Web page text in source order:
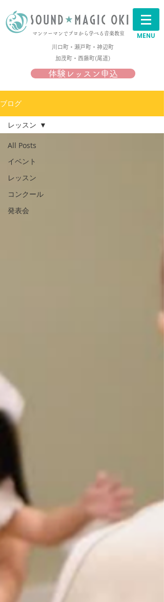
マンツーマンでプロから学べる音楽教室 MENU
川口町・瀬戸町・神辺町
加茂町・西藤町(尾道)​
体験レッスン申込
ブログ
All Posts
イベント
レッスン
コンクール
発表会
レッスン